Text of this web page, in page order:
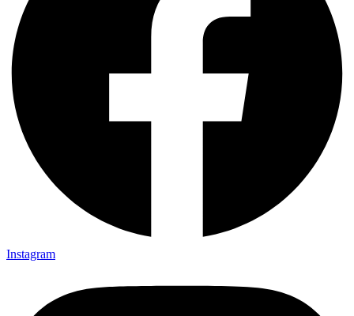
Instagram